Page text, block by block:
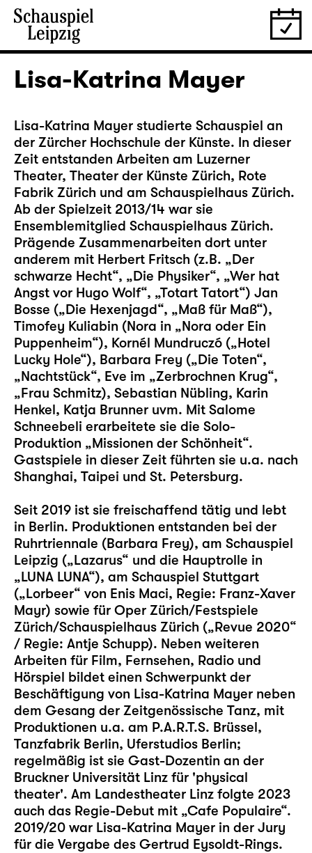
Lisa-Katrina Mayer
Lisa-Katrina Mayer studierte Schauspiel an
der Zürcher Hochschule der Künste. In dieser
Zeit entstanden Arbeiten am Luzerner
Theater, Theater der Künste Zürich, Rote
Fabrik Zürich und am Schauspielhaus Zürich.
Ab der Spielzeit 2013/14 war sie
Ensemblemitglied Schauspielhaus Zürich.
Prägende Zusammenarbeiten dort unter
anderem mit Herbert Fritsch (z.B. „Der
schwarze Hecht“, „Die Physiker“, „Wer hat
Angst vor Hugo Wolf“, „Totart Tatort“) Jan
Bosse („Die Hexenjagd“, „Maß für Maß“),
Timofey Kuliabin (Nora in „Nora oder Ein
Puppenheim“), Kornél Mundruczó („Hotel
Lucky Hole“), Barbara Frey („Die Toten“,
„Nachtstück“, Eve im „Zerbrochnen Krug“,
„Frau Schmitz), Sebastian Nübling, Karin
Henkel, Katja Brunner uvm. Mit Salome
Schneebeli erarbeitete sie die Solo-
Produktion „Missionen der Schönheit“.
Gastspiele in dieser Zeit führten sie u.a. nach
Shanghai, Taipei und St. Petersburg.
Seit 2019 ist sie freischaffend tätig und lebt
in Berlin. Produktionen entstanden bei der
Ruhrtriennale (Barbara Frey), am Schauspiel
Leipzig („Lazarus“ und die Hauptrolle in
„LUNA LUNA“), am Schauspiel Stuttgart
(„Lorbeer“ von Enis Maci, Regie: Franz-Xaver
Mayr) sowie für Oper Zürich/Festspiele
Zürich/Schauspielhaus Zürich („Revue 2020“
/ Regie: Antje Schupp). Neben weiteren
Arbeiten für Film, Fernsehen, Radio und
Hörspiel bildet einen Schwerpunkt der
Beschäftigung von Lisa-Katrina Mayer neben
dem Gesang der Zeitgenössische Tanz, mit
Produktionen u.a. am P.A.R.T.S. Brüssel,
Tanzfabrik Berlin, Uferstudios Berlin;
regelmäßig ist sie Gast-Dozentin an der
Bruckner Universität Linz für 'physical
theater'. Am Landestheater Linz folgte 2023
auch das Regie-Debut mit „Cafe Populaire“.
2019/20 war Lisa-Katrina Mayer in der Jury
für die Vergabe des Gertrud Eysoldt-Rings.